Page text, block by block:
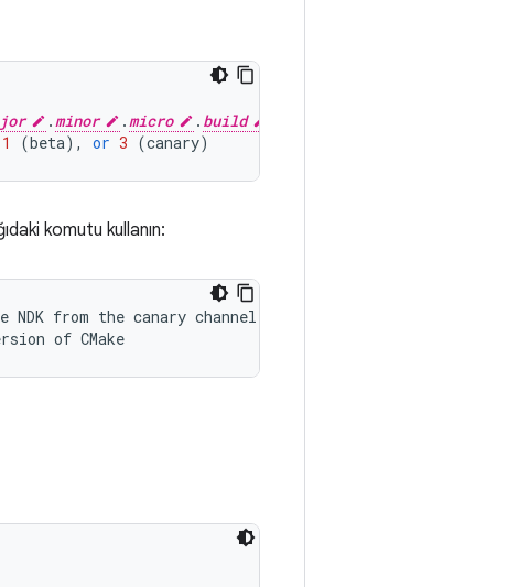
.minor .micro . build
1 (beta), or 3 (canary)
komutu kullanın:
from the canary channel (or below)
of CMake